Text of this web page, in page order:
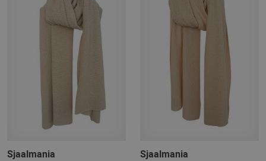
Sjaalmania Sjaalmania